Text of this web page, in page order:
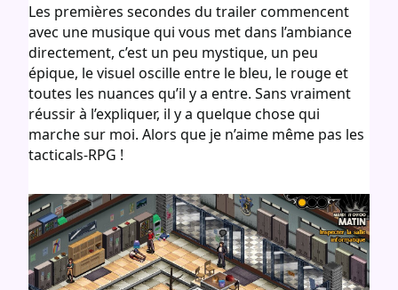
Les premières secondes du trailer commencent
avec une musique qui vous met dans l’ambiance
directement, c’est un peu mystique, un peu
épique, le visuel oscille entre le bleu, le rouge et
toutes les nuances qu’il y a entre. Sans vraiment
réussir à l’expliquer, il y a quelque chose qui
marche sur moi. Alors que je n’aime même pas les
tacticals-RPG !